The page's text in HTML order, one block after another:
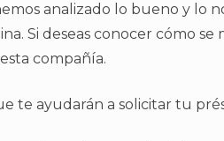
analizado lo bueno y lo
Si deseas conocer cómo se
compañía.
te ayudarán a solicitar tu